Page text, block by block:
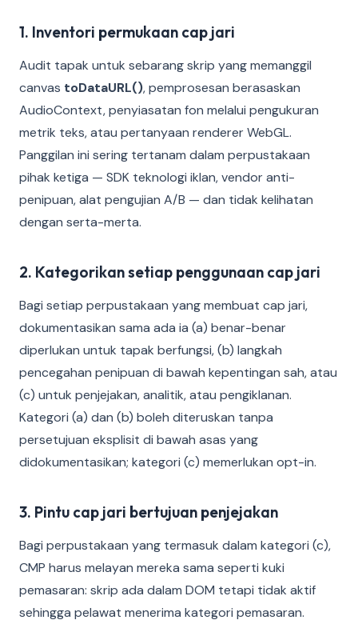
1. Inventori permukaan cap jari
Audit tapak untuk sebarang skrip yang memanggil
canvas toDataURL(), pemprosesan berasaskan
AudioContext, penyiasatan fon melalui pengukuran
metrik teks, atau pertanyaan renderer WebGL.
Panggilan ini sering tertanam dalam perpustakaan
pihak ketiga — SDK teknologi iklan, vendor anti-
penipuan, alat pengujian A/B — dan tidak kelihatan
dengan serta-merta.
2. Kategorikan setiap penggunaan cap jari
Bagi setiap perpustakaan yang membuat cap jari,
dokumentasikan sama ada ia (a) benar-benar
diperlukan untuk tapak berfungsi, (b) langkah
pencegahan penipuan di bawah kepentingan sah, atau
(c) untuk penjejakan, analitik, atau pengiklanan.
Kategori (a) dan (b) boleh diteruskan tanpa
persetujuan eksplisit di bawah asas yang
didokumentasikan; kategori (c) memerlukan opt-in.
3. Pintu cap jari bertujuan penjejakan
Bagi perpustakaan yang termasuk dalam kategori (c),
CMP harus melayan mereka sama seperti kuki
pemasaran: skrip ada dalam DOM tetapi tidak aktif
sehingga pelawat menerima kategori pemasaran.